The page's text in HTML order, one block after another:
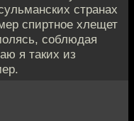
странах
спиртное хлещет
соблюдая
я таких из